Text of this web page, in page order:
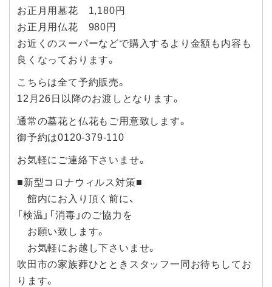
お正月用墓花 1,180円
お正月用仏花 980円
お近くのスーパーなどで購入するより金額も内容も
良くなっております。
こちらは全て予約販売。
12月26日以降のお渡しとなります。
通常の墓花と仏花もご用意致します。
御予約は0120-379-110
お気軽にご連絡下さいませ。
■新型コロナウィルス対策■
館内にお入り頂く前に、
「検温」「消毒」のご協力を
お願い致します。
お気軽にお越し下さいませ。
吹田市の家族葬ひとときスタッフ一同お待ちしてお
ります。